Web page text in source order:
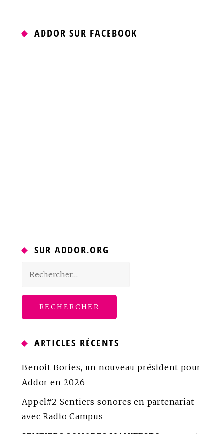
ADDOR SUR FACEBOOK
SUR ADDOR.ORG
Rechercher :
ARTICLES RÉCENTS
Benoit Bories, un nouveau président pour
Addor en 2026
Appel#2 Sentiers sonores en partenariat
avec Radio Campus